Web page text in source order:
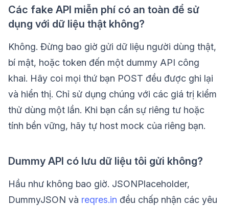
Các fake API miễn phí có an toàn để sử
dụng với dữ liệu thật không?
Không. Đừng bao giờ gửi dữ liệu người dùng thật,
bí mật, hoặc token đến một dummy API công
khai. Hãy coi mọi thứ bạn POST đều được ghi lại
và hiển thị. Chỉ sử dụng chúng với các giá trị kiểm
thử dùng một lần. Khi bạn cần sự riêng tư hoặc
tính bền vững, hãy tự host mock của riêng bạn.
Dummy API có lưu dữ liệu tôi gửi không?
Hầu như không bao giờ. JSONPlaceholder,
DummyJSON và reqres.in đều chấp nhận các yêu